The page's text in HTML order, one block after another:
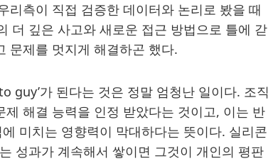
리측이 직접 검증한 데이터와 논리로 봤을 때
더 깊은 사고와 새로운 접근 방법으로 틀에 갇
문제를 멋지게 해결하곤 했다.
guy’가 된다는 것은 정말 엄청난 일이다. 조직
해결 능력을 인정 받았다는 것이고, 이는 반
미치는 영향력이 막대하다는 뜻이다. 실리콘
성과가 계속해서 쌓이면 그것이 개인의 평판